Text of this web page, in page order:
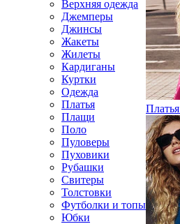
Верхняя одежда
Джемперы
Джинсы
Жакеты
Жилеты
Кардиганы
Куртки
Одежда
Платья
Плащи
Поло
Пуловеры
Пуховики
Рубашки
Свитеры
Толстовки
Футболки и топы
Юбки
Платья